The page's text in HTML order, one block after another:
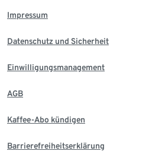
Impressum
Datenschutz und Sicherheit
Einwilligungsmanagement
AGB
Kaffee-Abo kündigen
Barrierefreiheitserklärung